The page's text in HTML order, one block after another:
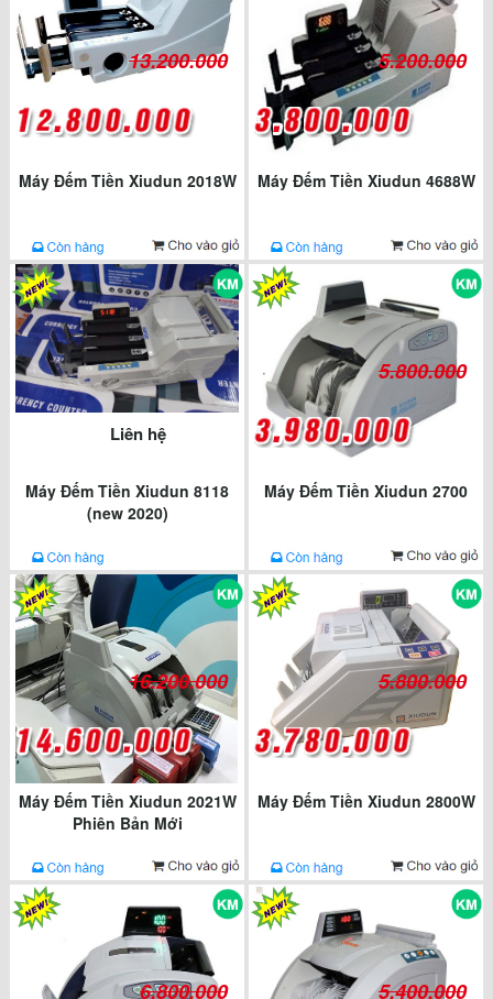
13.200.000
Máy Đếm Tiền Xiudun 2018W
5.200.000
Máy Đếm Tiền Xiudun 4688W
Liên hệ
Máy Đếm Tiền Xiudun 8118
(new 2020)
5.800.000
Máy Đếm Tiền Xiudun 2700
16.200.000
Máy Đếm Tiền Xiudun 2021W
Phiên Bản Mới
5.800.000
Máy Đếm Tiền Xiudun 2800W
6.800.000 5.400.000